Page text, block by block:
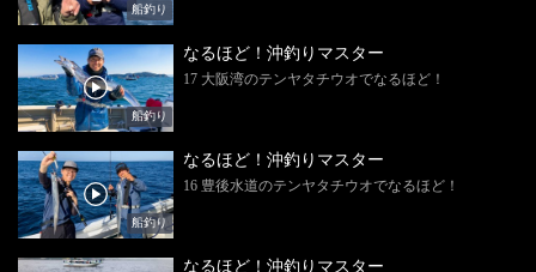
船釣り
船釣り
なるほど！沖釣りマスター
17 大阪湾のテンヤタチウオでなるほど！
船釣り
なるほど！沖釣りマスター
16 豊後水道のテンヤタチウオでなるほど！
なるほど！沖釣りマスター